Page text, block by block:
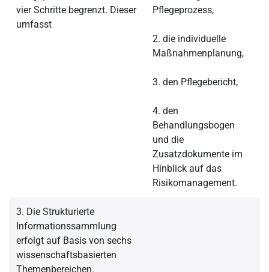
vier Schritte begrenzt. Dieser
umfasst
Pflegeprozess,
2. die individuelle
Maßnahmenplanung,
3. den Pflegebericht,
4. den
Behandlungsbogen
und die
Zusatzdokumente im
Hinblick auf das
Risikomanagement.
3. Die Strukturierte
Informationssammlung
erfolgt auf Basis von sechs
wissenschaftsbasierten
Themenbereichen.